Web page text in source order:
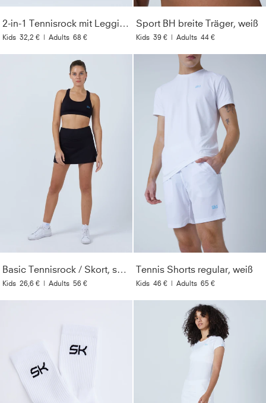
2-in-1 Tennisrock mit Leggings / Skapri, schwarz
Kids 32,2 € | Adults 68 €
Sport BH breite Träger, weiß
Kids 39 € | Adults 44 €
Basic Tennisrock / Skort, schwarz
Kids 26,6 € | Adults 56 €
Tennis Shorts regular, weiß
Kids 46 € | Adults 65 €